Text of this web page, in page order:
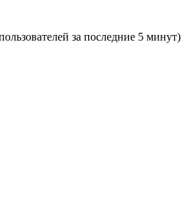
за последние 5 минут)